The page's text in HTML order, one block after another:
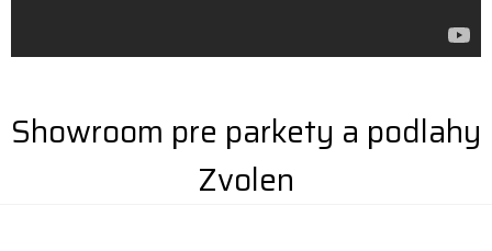
Showroom pre parkety a podlahy
Zvolen